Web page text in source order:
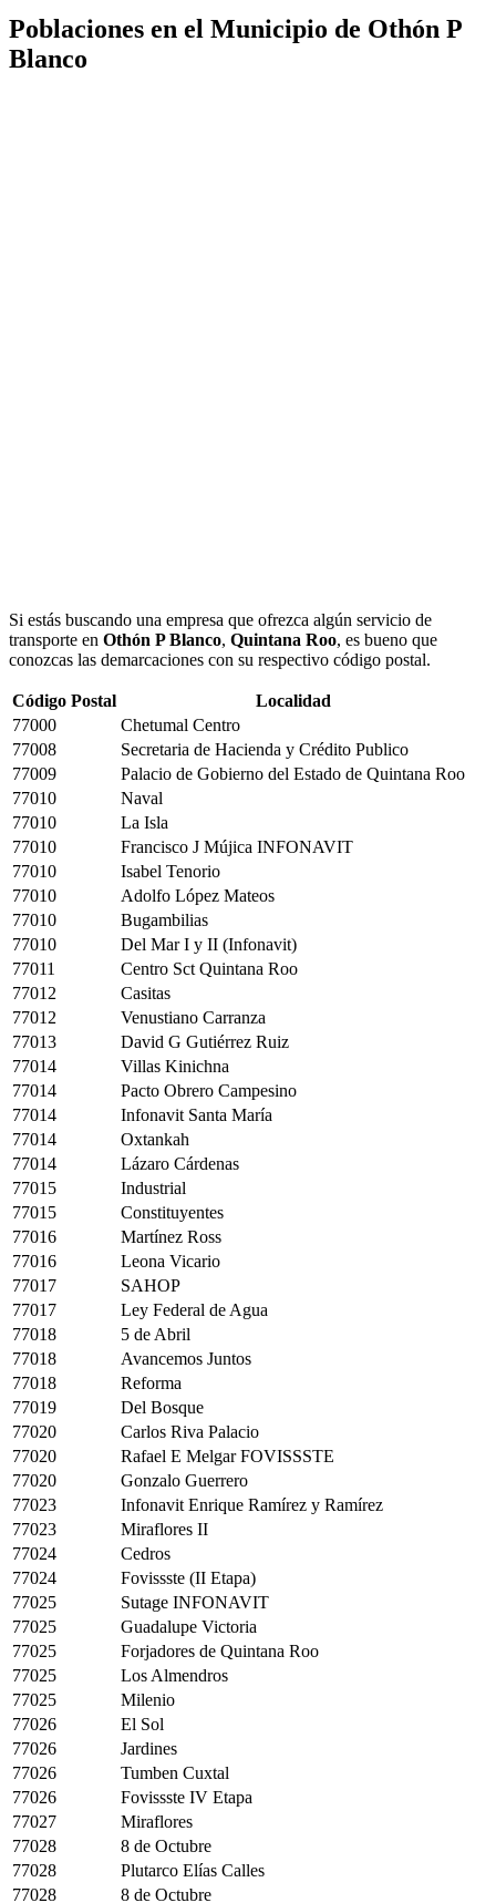
Poblaciones en el Municipio de Othón P
Blanco
Si estás buscando una empresa que ofrezca algún servicio de
transporte en Othón P Blanco, Quintana Roo, es bueno que
conozcas las demarcaciones con su respectivo código postal.
Código Postal
Localidad
77000
Chetumal Centro
77008
Secretaria de Hacienda y Crédito Publico
77009
Palacio de Gobierno del Estado de Quintana Roo
77010
Naval
77010
La Isla
77010
Francisco J Mújica INFONAVIT
77010
Isabel Tenorio
77010
Adolfo López Mateos
77010
Bugambilias
77010
Del Mar I y II (Infonavit)
77011
Centro Sct Quintana Roo
77012
Casitas
77012
Venustiano Carranza
77013
David G Gutiérrez Ruiz
77014
Villas Kinichna
77014
Pacto Obrero Campesino
77014
Infonavit Santa María
77014
Oxtankah
77014
Lázaro Cárdenas
77015
Industrial
77015
Constituyentes
77016
Martínez Ross
77016
Leona Vicario
77017
SAHOP
77017
Ley Federal de Agua
77018
5 de Abril
77018
Avancemos Juntos
77018
Reforma
77019
Del Bosque
77020
Carlos Riva Palacio
77020
Rafael E Melgar FOVISSSTE
77020
Gonzalo Guerrero
77023
Infonavit Enrique Ramírez y Ramírez
77023
Miraflores II
77024
Cedros
77024
Fovissste (II Etapa)
77025
Sutage INFONAVIT
77025
Guadalupe Victoria
77025
Forjadores de Quintana Roo
77025
Los Almendros
77025
Milenio
77026
El Sol
77026
Jardines
77026
Tumben Cuxtal
77026
Fovissste IV Etapa
77027
Miraflores
77028
8 de Octubre
77028
Plutarco Elías Calles
77028
8 de Octubre